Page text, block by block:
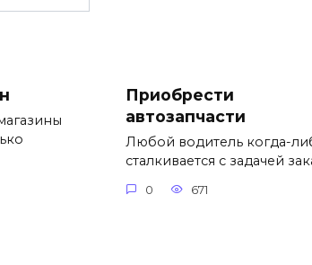
Приобрести
автозапчасти
Любой водитель когда-
сталкивается с задачей
0 671